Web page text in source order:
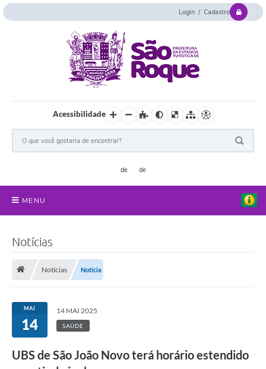
Login / Cadastro
Acessibilidade
MENU
Atribuições
Transparência
Arvorômetro
Notícias
Notícias Notícia
MAI
14
14 MAI 2025
SAÚDE
UBS de São João Novo terá horário estendido